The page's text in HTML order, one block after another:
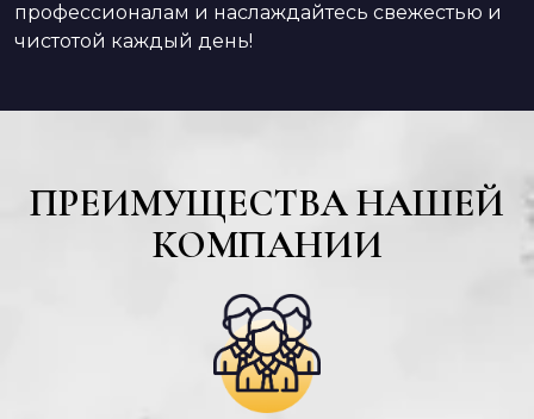
профессионалам и наслаждайтесь свежестью и
чистотой каждый день!
ПРЕИМУЩЕСТВА НАШЕЙ
КОМПАНИИ